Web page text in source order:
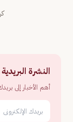
النشرة البريدية
أهم الأخبار إلى